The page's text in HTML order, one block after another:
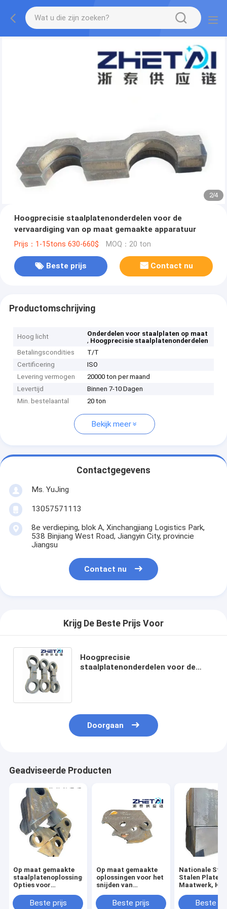
2/4
Hoogprecisie staalplatenonderdelen voor de
vervaardiging van op maat gemaakte apparatuur
Prijs：1-15tons 630-660$ MOQ：20 ton
Beste prijs Contact nu
Productomschrijving
Hoog licht
Onderdelen voor staalplaten op maat
, Hoogprecisie staalplatenonderdelen
Betalingscondities
T/T
Certificering
ISO
Levering vermogen
20000 ton per maand
Levertijd
Binnen 7-10 Dagen
Min. bestelaantal
20 ton
Bekijk meer
Contactgegevens
Ms. YuJing
13057571113
8e verdieping, blok A, Xinchangjiang Logistics Park,
538 Binjiang West Road, Jiangyin City, provincie
Jiangsu
Contact nu
Krijg De Beste Prijs Voor
Hoogprecisie
staalplatenonderdelen voor de
Doorgaan
Geadviseerde Producten
Op maat gemaakte
staalplatenoplossingen:
Opties voor
koolstofstaal
Beste prijs
Op maat gemaakte
oplossingen voor het
snijden van
premium-opties voor
Beste prijs
Nationale
Stalen Platen
Maatwerk,
Beste